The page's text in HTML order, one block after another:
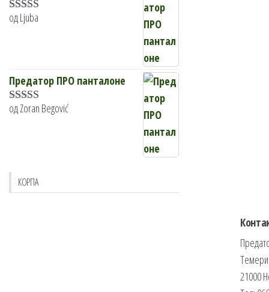
Оцењено са
од Ljuba
Предатор ПРО панталоне
Оцењено са
од Zoran Begović
КОРПА
21000